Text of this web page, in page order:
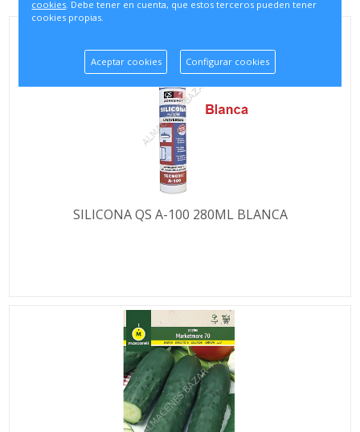
SILICONA QS A-100 280ML BLANCA
cookies. Debe tener en cuenta, que estos terceros pueden tener
cookies propias.
Aceptar cookies Configurar cookies